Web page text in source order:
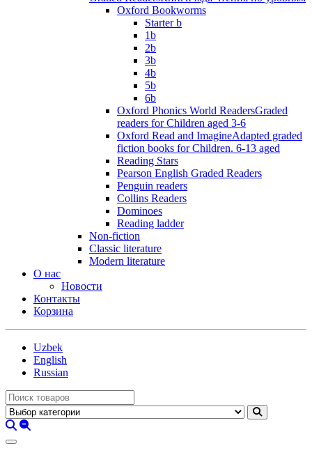
Oxford Bookworms
Starter b
1b
2b
3b
4b
5b
6b
Oxford Phonics World ReadersGraded
readers for Children aged 3-6
Oxford Read and ImagineAdapted graded
fiction books for Children. 6-13 aged
Reading Stars
Pearson English Graded Readers
Penguin readers
Collins Readers
Dominoes
Reading ladder
Non-fiction
Classic literature
Modern literature
О нас
Новости
Контакты
Корзина
Uzbek
English
Russian